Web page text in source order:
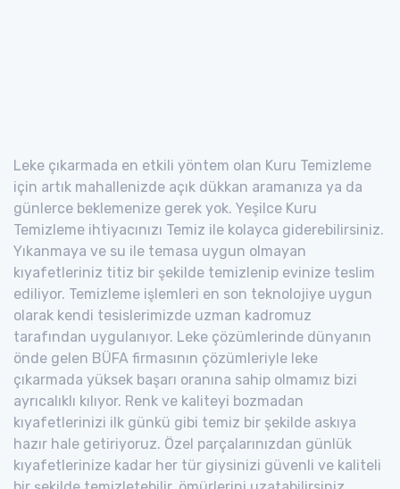
Leke çıkarmada en etkili yöntem olan Kuru Temizleme
için artık mahallenizde açık dükkan aramanıza ya da
günlerce beklemenize gerek yok. Yeşilce Kuru
Temizleme ihtiyacınızı Temiz ile kolayca giderebilirsiniz.
Yıkanmaya ve su ile temasa uygun olmayan
kıyafetleriniz titiz bir şekilde temizlenip evinize teslim
ediliyor. Temizleme işlemleri en son teknolojiye uygun
olarak kendi tesislerimizde uzman kadromuz
tarafından uygulanıyor. Leke çözümlerinde dünyanın
önde gelen BÜFA firmasının çözümleriyle leke
çıkarmada yüksek başarı oranına sahip olmamız bizi
ayrıcalıklı kılıyor. Renk ve kaliteyi bozmadan
kıyafetlerinizi ilk günkü gibi temiz bir şekilde askıya
hazır hale getiriyoruz. Özel parçalarınızdan günlük
kıyafetlerinize kadar her tür giysinizi güvenli ve kaliteli